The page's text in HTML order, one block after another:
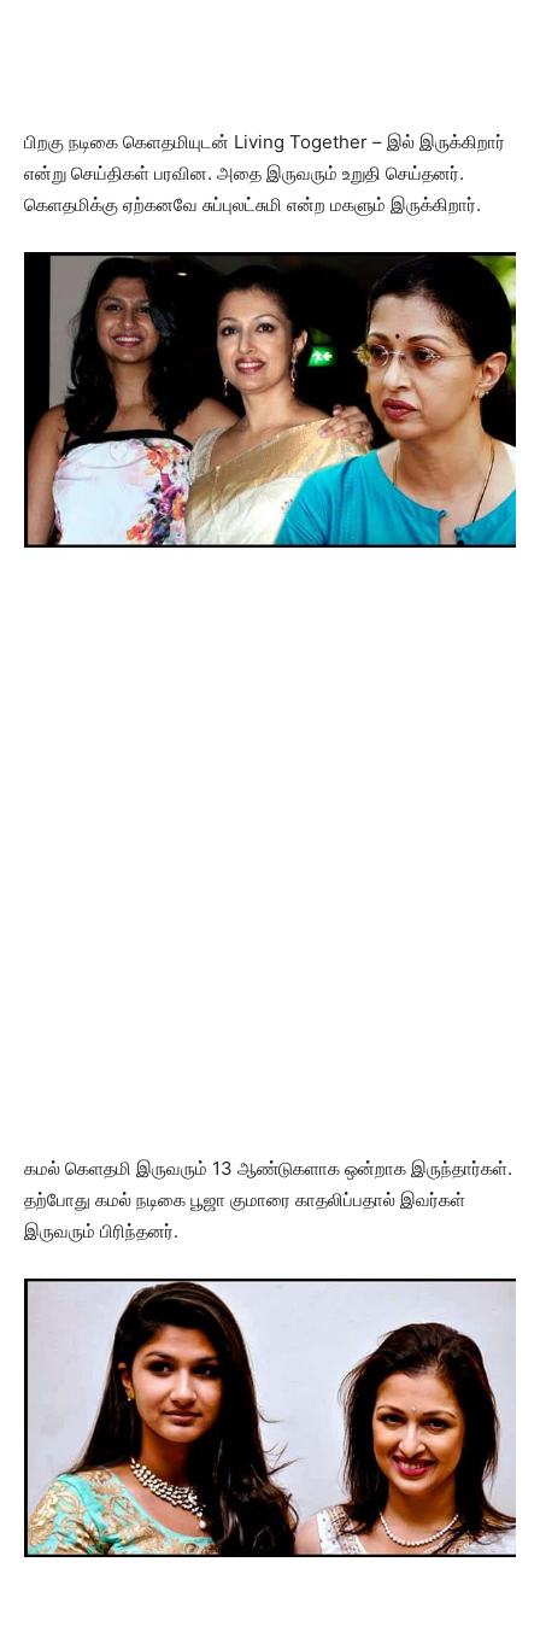
பிறகு நடிகை கெளதமியுடன் Living Together – இல் இருக்கிறார்
என்று செய்திகள் பரவின. அதை இருவரும் உறுதி செய்தனர்.
கெளதமிக்கு ஏற்கனவே சுப்புலட்சுமி என்ற மகளும் இருக்கிறார்.
கமல் கெளதமி இருவரும் 13 ஆண்டுகளாக ஒன்றாக இருந்தார்கள்.
தற்போது கமல் நடிகை பூஜா குமாரை காதலிப்பதால் இவர்கள்
இருவரும் பிரிந்தனர்.